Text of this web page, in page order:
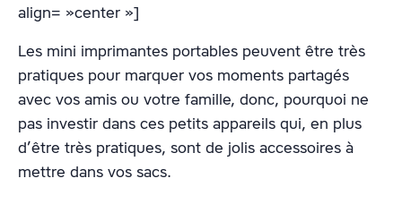
align= »center »]
Les mini imprimantes portables peuvent être très
pratiques pour marquer vos moments partagés
avec vos amis ou votre famille, donc, pourquoi ne
pas investir dans ces petits appareils qui, en plus
d’être très pratiques, sont de jolis accessoires à
mettre dans vos sacs.